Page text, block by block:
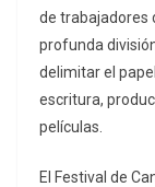
de trabajadores
profunda
delimitar el
escritura,
películas.
El Festival de